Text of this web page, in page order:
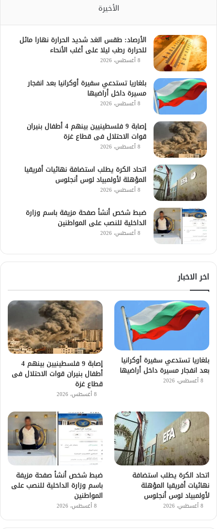
الأخيرة
الأرصاد: طقس الغد شديد الحرارة نهارا مائل
للحرارة رطب ليلا على أغلب الأنحاء
8 أغسطس، 2026
بلغاريا تستدعي سفيرة أوكرانيا بعد انفجار
مسيرة داخل أراضيها
8 أغسطس، 2026
إصابة 9 فلسطينيين بينهم 4 أطفال بنيران
قوات الاحتلال فى قطاع غزة
8 أغسطس، 2026
اتحاد الكرة يطلب استضافة نهائيات أفريقيا
المؤهلة لأولمبياد لوس أنجلوس
8 أغسطس، 2026
ضبط شخص أنشأ صفحة مزيفة باسم وزارة
الداخلية للنصب على المواطنين
8 أغسطس، 2026
اخر الاخبار
بلغاريا تستدعي سفيرة أوكرانيا
بعد انفجار مسيرة داخل أراضيها
8 أغسطس، 2026
إصابة 9 فلسطينيين بينهم 4
أطفال بنيران قوات الاحتلال فى
قطاع غزة
8 أغسطس، 2026
اتحاد الكرة يطلب استضافة
نهائيات أفريقيا المؤهلة
لأولمبياد لوس أنجلوس
8 أغسطس، 2026
ضبط شخص أنشأ صفحة مزيفة
باسم وزارة الداخلية للنصب على
المواطنين
8 أغسطس، 2026